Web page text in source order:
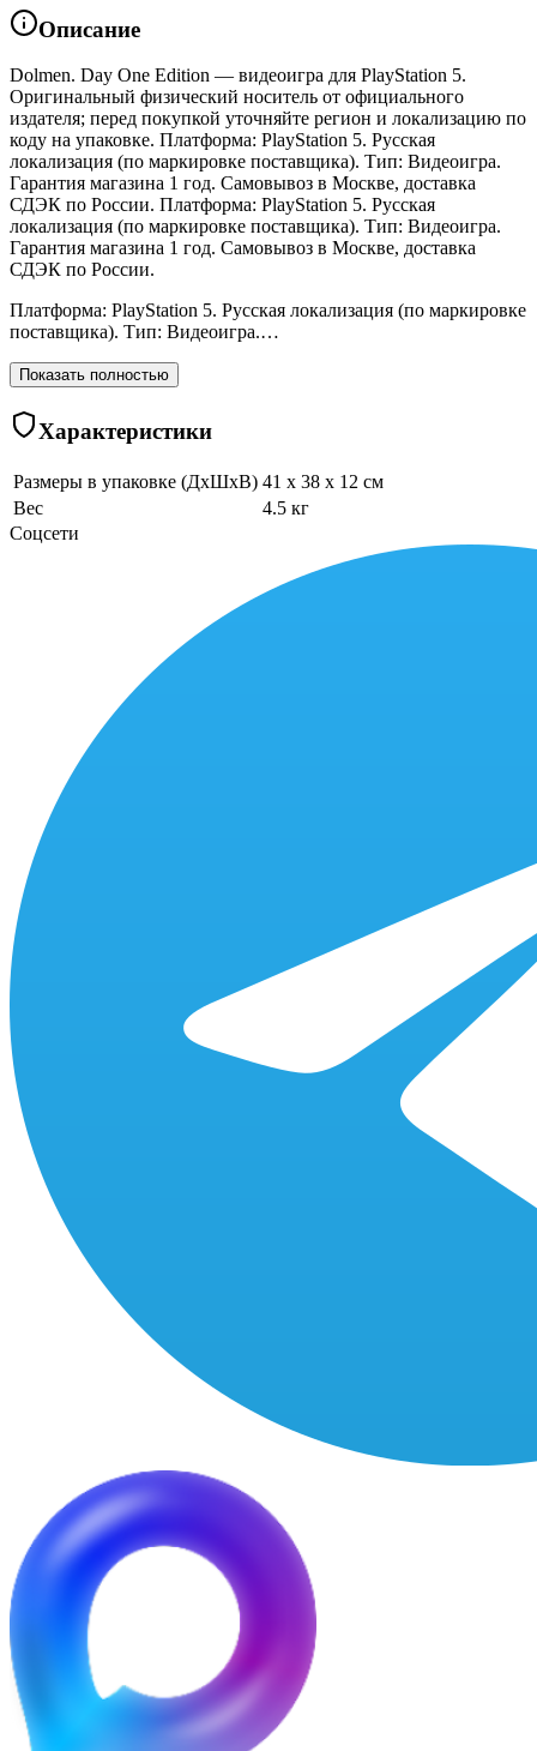
Описание
Dolmen. Day One Edition — видеоигра для PlayStation 5.
Оригинальный физический носитель от официального
издателя; перед покупкой уточняйте регион и локализацию по
коду на упаковке. Платформа: PlayStation 5. Русская
локализация (по маркировке поставщика). Тип: Видеоигра.
Гарантия магазина 1 год. Самовывоз в Москве, доставка
СДЭК по России. Платформа: PlayStation 5. Русская
локализация (по маркировке поставщика). Тип: Видеоигра.
Гарантия магазина 1 год. Самовывоз в Москве, доставка
СДЭК по России.
Платформа: PlayStation 5. Русская локализация (по маркировке
поставщика). Тип: Видеоигра.…
Показать полностью
Характеристики
Размеры в упаковке (ДхШхВ) 41 x 38 x 12 см
Вес
4.5 кг
Соцсети